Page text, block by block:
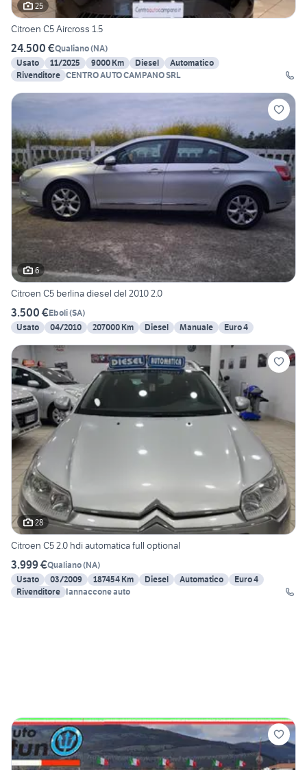
25
Citroen C5 Aircross 1.5
24.500 €Qualiano(NA)
Usato
11/2025 9000 Km Diesel
Automatico
Rivenditore CENTRO AUTO CAMPANO SRL
6
Citroen C5 berlina diesel del 2010 2.0
3.500 €Eboli(SA)
Usato
04/2010 207000 Km Diesel Manuale Euro 4
28
Citroen C5 2.0 hdi automatica full optional
3.999 €Qualiano(NA)
Usato
03/2009 187454 Km Diesel Automatico
Euro 4
Rivenditore Iannaccone auto